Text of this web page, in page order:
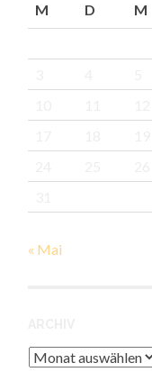
M
D M
« Mai
Archiv